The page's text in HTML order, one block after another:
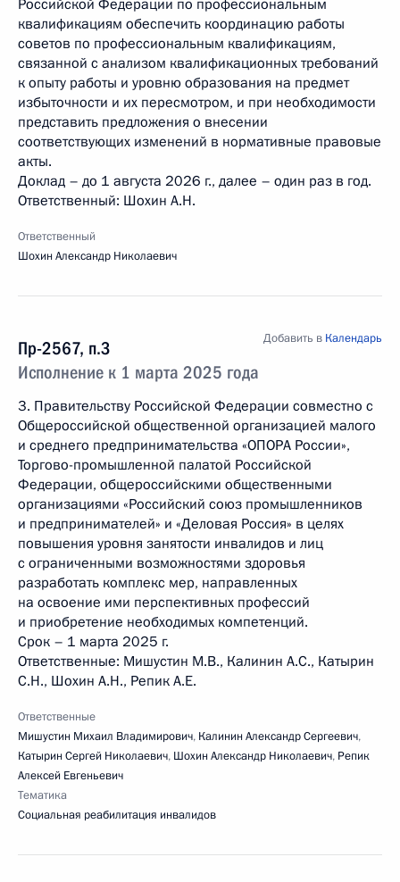
Российской Федерации по профессиональным
квалификациям обеспечить координацию работы
советов по профессиональным квалификациям,
связанной с анализом квалификационных требований
к опыту работы и уровню образования на предмет
избыточности и их пересмотром, и при необходимости
представить предложения о внесении
соответствующих изменений в нормативные правовые
акты.
Доклад – до 1 августа 2026 г., далее – один раз в год.
Ответственный: Шохин А.Н.
Ответственный
Шохин Александр Николаевич
Пр-2567, п.3
Исполнение к 1 марта 2025 года
Добавить в Календарь
3. Правительству Российской Федерации совместно c
Общероссийской общественной организацией малого
и среднего предпринимательства «ОПОРА России»,
Торгово-промышленной палатой Российской
Федерации, общероссийскими общественными
организациями «Российский союз промышленников
и предпринимателей» и «Деловая Россия» в целях
повышения уровня занятости инвалидов и лиц
с ограниченными возможностями здоровья
разработать комплекс мер, направленных
на освоение ими перспективных профессий
и приобретение необходимых компетенций.
Срок – 1 марта 2025 г.
Ответственные: Мишустин М.В., Калинин А.С., Катырин
С.Н., Шохин А.Н., Репик А.Е.
Ответственные
Мишустин Михаил Владимирович, Калинин Александр Сергеевич,
Катырин Сергей Николаевич, Шохин Александр Николаевич, Репик
Алексей Евгеньевич
Тематика
Социальная реабилитация инвалидов